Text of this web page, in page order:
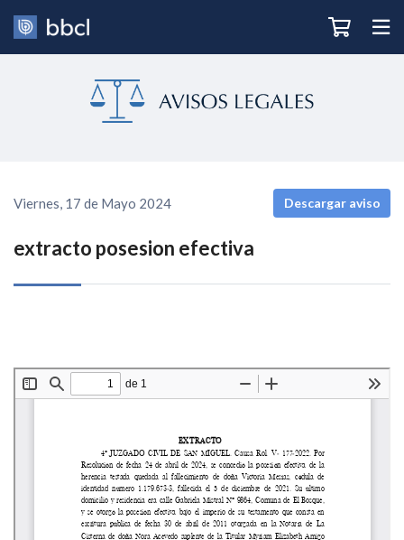
Viernes, 17 de Mayo 2024 Descargar aviso
extracto posesion efectiva